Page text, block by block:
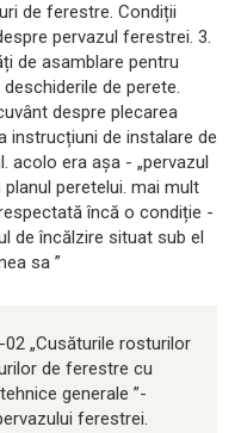
de ferestre. Condiții
pervazul ferestrei. 3.
de asamblare pentru
de perete.
despre plecarea
instrucțiuni de instalare de
acolo era așa - „pervazul
peretelui. mai mult
încă o condiție -
de încălzire situat sub el
sa ”
„Cusăturile rosturilor
de ferestre cu
generale ”-
ferestrei.